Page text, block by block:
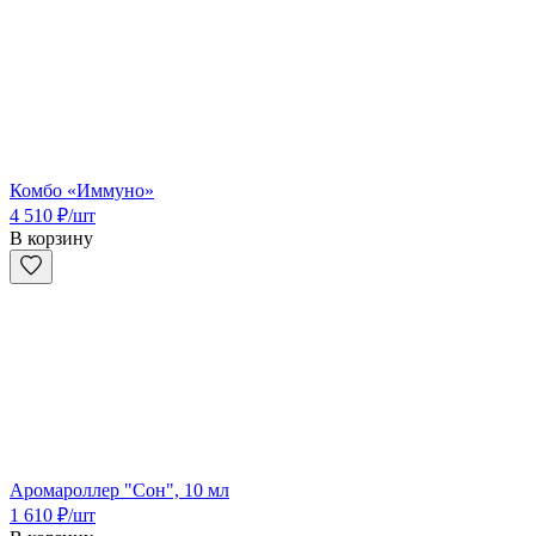
Комбо «Иммуно»
4 510 ₽/шт
В корзину
Аромароллер "Сон", 10 мл
1 610 ₽/шт